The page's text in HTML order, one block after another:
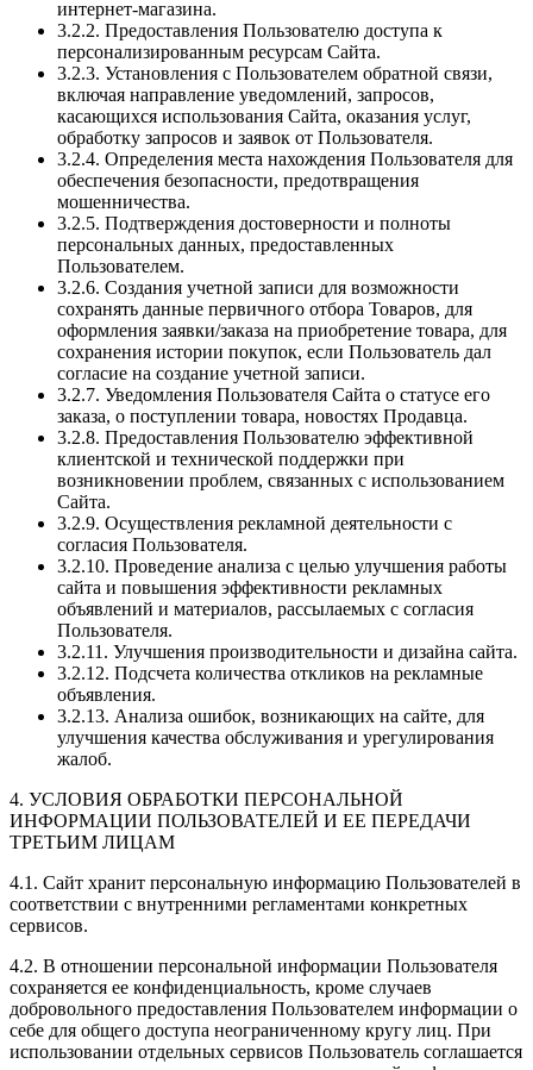
интернет-магазина.
3.2.2. Предоставления Пользователю доступа к
персонализированным ресурсам Сайта.
3.2.3. Установления с Пользователем обратной связи,
включая направление уведомлений, запросов,
касающихся использования Сайта, оказания услуг,
обработку запросов и заявок от Пользователя.
3.2.4. Определения места нахождения Пользователя для
обеспечения безопасности, предотвращения
мошенничества.
3.2.5. Подтверждения достоверности и полноты
персональных данных, предоставленных
Пользователем.
3.2.6. Создания учетной записи для возможности
сохранять данные первичного отбора Товаров, для
оформления заявки/заказа на приобретение товара, для
сохранения истории покупок, если Пользователь дал
согласие на создание учетной записи.
3.2.7. Уведомления Пользователя Сайта о статусе его
заказа, о поступлении товара, новостях Продавца.
3.2.8. Предоставления Пользователю эффективной
клиентской и технической поддержки при
возникновении проблем, связанных с использованием
Сайта.
3.2.9. Осуществления рекламной деятельности с
согласия Пользователя.
3.2.10. Проведение анализа с целью улучшения работы
сайта и повышения эффективности рекламных
объявлений и материалов, рассылаемых с согласия
Пользователя.
3.2.11. Улучшения производительности и дизайна сайта.
3.2.12. Подсчета количества откликов на рекламные
объявления.
3.2.13. Анализа ошибок, возникающих на сайте, для
улучшения качества обслуживания и урегулирования
жалоб.
4. УСЛОВИЯ ОБРАБОТКИ ПЕРСОНАЛЬНОЙ
ИНФОРМАЦИИ ПОЛЬЗОВАТЕЛЕЙ И ЕЕ ПЕРЕДАЧИ
ТРЕТЬИМ ЛИЦАМ
4.1. Сайт хранит персональную информацию Пользователей в
соответствии с внутренними регламентами конкретных
сервисов.
4.2. В отношении персональной информации Пользователя
сохраняется ее конфиденциальность, кроме случаев
добровольного предоставления Пользователем информации о
себе для общего доступа неограниченному кругу лиц. При
использовании отдельных сервисов Пользователь соглашается